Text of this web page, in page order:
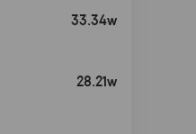
33.34w
28.21w